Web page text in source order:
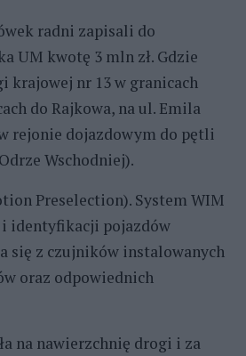
radni zapisali do
UM kwotę 3 mln zł. Gdzie
krajowej nr 13 w granicach
do Rajkowa, na ul. Emila
rejonie dojazdowym do pętli
Wschodniej).
Preselection). System WIM
identyfikacji pojazdów
się z czujników instalowanych
oraz odpowiednich
na nawierzchnię drogi i za